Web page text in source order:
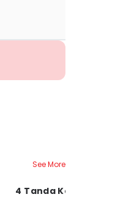
See More
4 Tanda Kondisi